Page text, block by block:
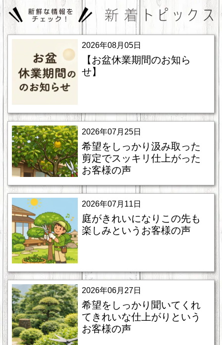
2026年08月05日
【お盆休業期間のお知ら
せ】
2026年07月25日
希望をしっかり汲み取った
剪定でスッキリ仕上がった
お客様の声
2026年07月11日
庭がきれいになりこの先も
楽しみというお客様の声
2026年06月27日
希望をしっかり聞いてくれ
てきれいな仕上がりという
お客様の声